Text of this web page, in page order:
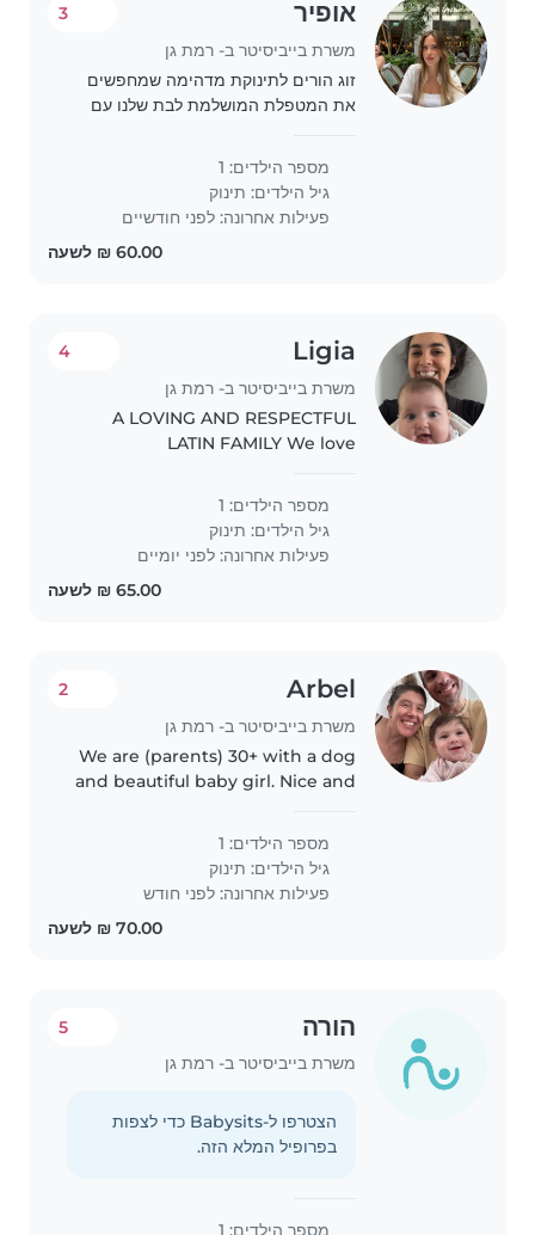
אופיר
משרת בייביסיטר ב- רמת גן
3
זוג הורים לתינוקת מדהימה שמחפשים
את המטפלת המושלמת לבת שלנו עם
מספר הילדים: 1
גיל הילדים: תינוק
פעילות אחרונה: לפני חודשיים
Ligia
משרת בייביסיטר ב- רמת גן
4
A LOVING AND RESPECTFUL
LATIN FAMILY We love
other everything. We like hugs
and laughter.
מספר הילדים: 1
גיל הילדים: תינוק
פעילות אחרונה: לפני יומיים
Arbel
משרת בייביסיטר ב- רמת גן
2
We are (parents) 30+ with a dog
and beautiful baby girl. Nice and
מספר הילדים: 1
גיל הילדים: תינוק
פעילות אחרונה: לפני חודש
הורה
משרת בייביסיטר ב- רמת גן
5
הצטרפו ל-Babysits כדי לצפות
בפרופיל המלא הזה.
מספר הילדים: 1